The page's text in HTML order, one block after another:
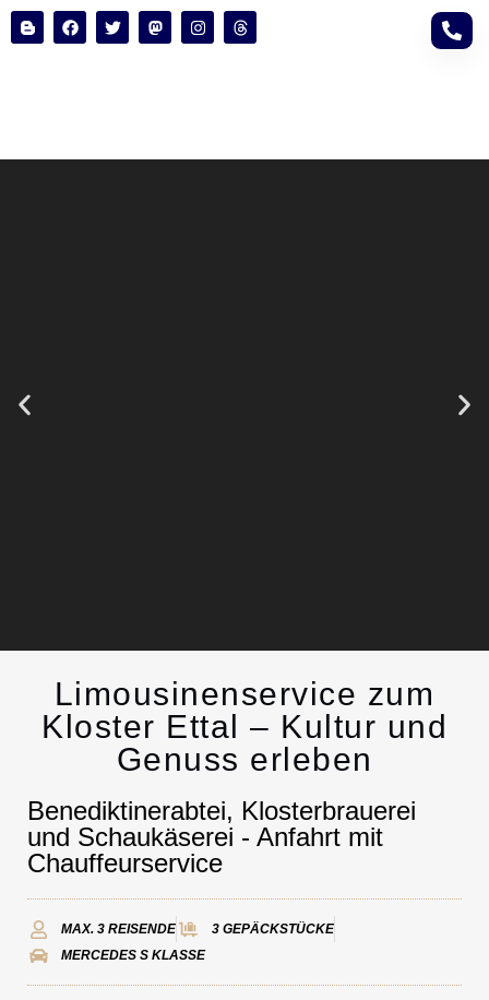
Limousinenservice
Kontakt
Limousinenservice zum
Kloster Ettal – Kultur und
Genuss erleben
Benediktinerabtei, Klosterbrauerei
und Schaukäserei - Anfahrt mit
Chauffeurservice
MAX. 3 REISENDE
3 GEPÄCKSTÜCKE
MERCEDES S KLASSE